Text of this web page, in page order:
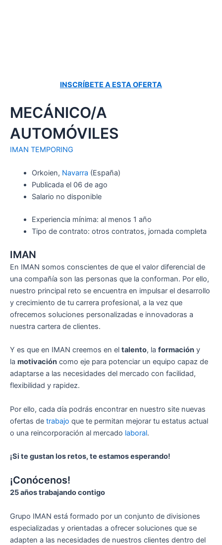
INSCRÍBETE A ESTA OFERTA
MECÁNICO/A
AUTOMÓVILES
IMAN TEMPORING
Orkoien, Navarra (España)
Publicada el 06 de ago
Salario no disponible
Experiencia mínima: al menos 1 año
Tipo de contrato: otros contratos, jornada completa
IMAN
En IMAN somos conscientes de que el valor diferencial de
una compañía son las personas que la conforman. Por ello,
nuestro principal reto se encuentra en impulsar el desarrollo
y crecimiento de tu carrera profesional, a la vez que
ofrecemos soluciones personalizadas e innovadoras a
nuestra cartera de clientes.
Y es que en IMAN creemos en el talento, la formación y
la motivación como eje para potenciar un equipo capaz de
adaptarse a las necesidades del mercado con facilidad,
flexibilidad y rapidez.
Por ello, cada día podrás encontrar en nuestro site nuevas
ofertas de trabajo que te permitan mejorar tu estatus actual
o una reincorporación al mercado laboral.
¡Si te gustan los retos, te estamos esperando!
¡Conócenos!
25 años trabajando contigo
Grupo IMAN está formado por un conjunto de divisiones
especializadas y orientadas a ofrecer soluciones que se
adapten a las necesidades de nuestros clientes dentro del